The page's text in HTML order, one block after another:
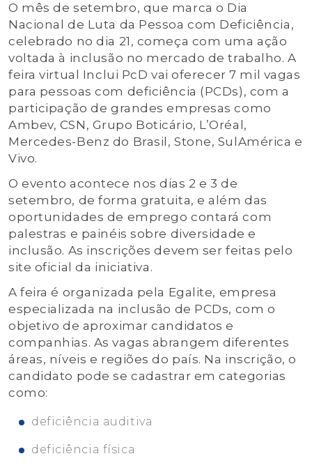
O mês de setembro, que marca o Dia
Nacional de Luta da Pessoa com Deficiência,
celebrado no dia 21, começa com uma ação
voltada à inclusão no mercado de trabalho. A
feira virtual Inclui PcD vai oferecer 7 mil vagas
para pessoas com deficiência (PCDs), com a
participação de grandes empresas como
Ambev, CSN, Grupo Boticário, L’Oréal,
Mercedes-Benz do Brasil, Stone, SulAmérica e
Vivo.
O evento acontece nos dias 2 e 3 de
setembro, de forma gratuita, e além das
oportunidades de emprego contará com
palestras e painéis sobre diversidade e
inclusão. As inscrições devem ser feitas pelo
site oficial da iniciativa.
A feira é organizada pela Egalite, empresa
especializada na inclusão de PCDs, com o
objetivo de aproximar candidatos e
companhias. As vagas abrangem diferentes
áreas, níveis e regiões do país. Na inscrição, o
candidato pode se cadastrar em categorias
como:
deficiência auditiva
deficiência física